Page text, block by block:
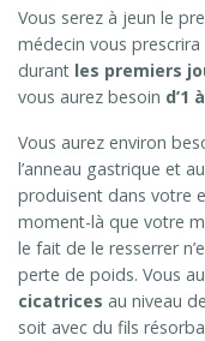
Vous serez à jeun le
médecin vous
durant les premiers
vous aurez besoin d’1
Vous aurez environ
l’anneau gastrique et
produisent dans votre
moment-là que votre
le fait de le resserrer
perte de poids. Vous
cicatrices au niveau
soit avec du fils